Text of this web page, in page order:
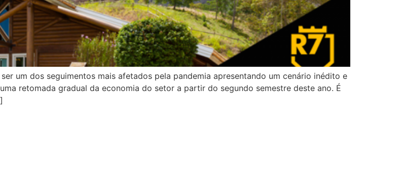
um dos seguimentos mais afetados pela pandemia apresentando um cenário inédito e
retomada gradual da economia do setor a partir do segundo semestre deste ano. É